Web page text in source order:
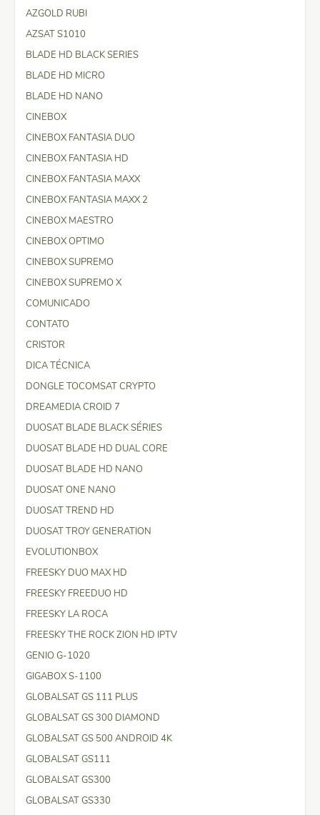
AZGOLD RUBI
AZSAT S1010
BLADE HD BLACK SERIES
BLADE HD MICRO
BLADE HD NANO
CINEBOX
CINEBOX FANTASIA DUO
CINEBOX FANTASIA HD
CINEBOX FANTASIA MAXX
CINEBOX FANTASIA MAXX 2
CINEBOX MAESTRO
CINEBOX OPTIMO
CINEBOX SUPREMO
CINEBOX SUPREMO X
COMUNICADO
CONTATO
CRISTOR
DICA TÉCNICA
DONGLE TOCOMSAT CRYPTO
DREAMEDIA CROID 7
DUOSAT BLADE BLACK SÉRIES
DUOSAT BLADE HD DUAL CORE
DUOSAT BLADE HD NANO
DUOSAT ONE NANO
DUOSAT TREND HD
DUOSAT TROY GENERATION
EVOLUTIONBOX
FREESKY DUO MAX HD
FREESKY FREEDUO HD
FREESKY LA ROCA
FREESKY THE ROCK ZION HD IPTV
GENIO G-1020
GIGABOX S-1100
GLOBALSAT GS 111 PLUS
GLOBALSAT GS 300 DIAMOND
GLOBALSAT GS 500 ANDROID 4K
GLOBALSAT GS111
GLOBALSAT GS300
GLOBALSAT GS330